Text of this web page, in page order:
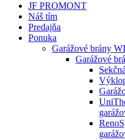
JF PROMONT
Náš tím
Predajňa
Ponuka
Garážové brány
Garážové